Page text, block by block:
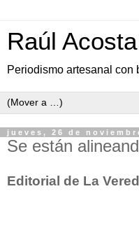
Raúl Acosta
Periodismo artesanal con
jueves, 26 de
Se están
Editorial de La